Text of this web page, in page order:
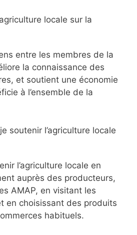
locale sur la
entre les membres de la
la connaissance des
et soutient une économie
à l’ensemble de la
soutenir l’agriculture locale
l’agriculture locale en
auprès des producteurs,
AMAP, en visitant les
en choisissant des produits
habituels.